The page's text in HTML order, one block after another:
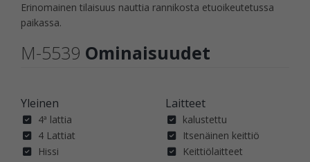
Erinomainen tilaisuus nauttia rannikosta etuoikeutetussa
paikassa.
M-5539 Ominaisuudet
Yleinen
4ª lattia
4 Lattiat
Hissi
Laitteet
kalustettu
Itsenäinen keittiö
Keittiölaitteet